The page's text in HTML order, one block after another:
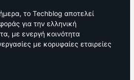
το Techblog αποτελεί
για την ελληνική
με ενεργή κοινότητα
με κορυφαίες εταιρείες